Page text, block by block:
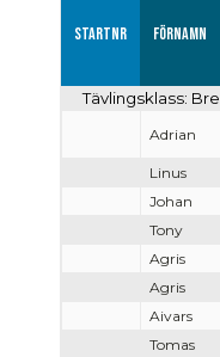
Startnr Förnamn
Tävlingsklass:
Adrian
Linus
Johan
Tony
Agris
Agris
Aivars
Tomas